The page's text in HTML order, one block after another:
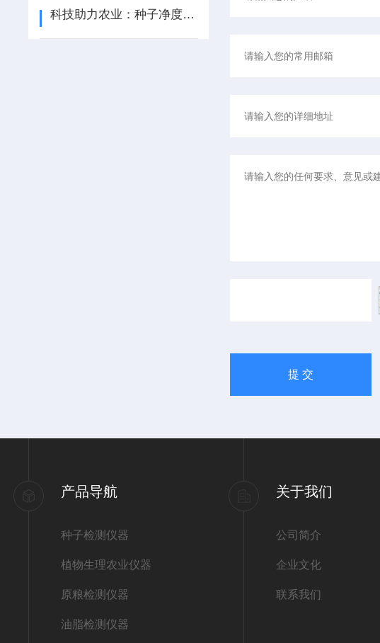
科技助力农业：种子净度工作台的应用与优势
产品导航
种子检测仪器
植物生理农业仪器
原粮检测仪器
油脂检测仪器
关于我们
公司简介
企业文化
联系我们